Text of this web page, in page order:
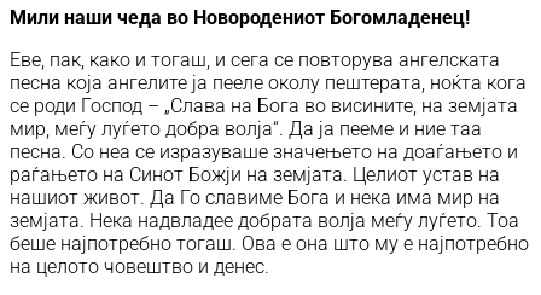
Мили наши чеда во Новородениот Богомладенец!
Еве, пак, како и тогаш, и сега се повторува ангелската
песна која ангелите ја пееле околу пештерата, ноќта кога
се роди Господ – „Слава на Бога во висините, на земјата
мир, меѓу луѓето добра волја“. Да ја пееме и ние таа
песна. Со неа се изразуваше значењето на доаѓањето и
раѓањето на Синот Божји на земјата. Целиот устав на
нашиот живот. Да Го славиме Бога и нека има мир на
земјата. Нека надвладее добрата волја меѓу луѓето. Тоа
беше најпотребно тогаш. Ова е она што му е најпотребно
на целото човештво и денес.